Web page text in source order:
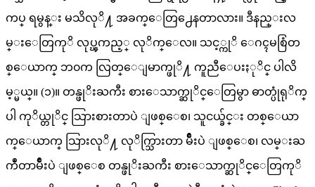
ကပ္ ရမွန္း မသိလုိ႔ အခက္ေတြ႕ေနတာလား။ ဒီနည္းလ
မ္းေတြကုိ လုပ္ၾကည့္ လုိက္ေလ။ သင့္ကုိ ေဂၚမစြံတ
စ္ေယာက္ ဘ၀က လြတ္ေျမာက္ဖုိ႔ ကူညီေပးႏုိင္ ပါလိ
မ့္မယ္။ (၁)။ တန္ဖုိးႀကီး စားေသာက္ဆုိင္ေတြမွာ ဓာတ္ပုံရုိက္
ပါ ကုိယ္တုိင္ သြားစားတာပဲ ျဖစ္ေစ၊ သူငယ္ခ်င္း တစ္ေယာ
က္ေယာက္ သြားလုိ႔ လုိက္သြားတာ မ်ိဳးပဲ ျဖစ္ေစ၊ လမ္းႀ
ကဳံတာမ်ိဳးပဲ ျဖစ္ေစ တန္ဖုိးႀကီး စားေသာက္ဆုိင္ေတြကုိ